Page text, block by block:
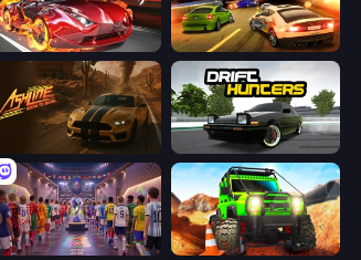
Street Race Fury Burnin' Rubber 5 XS
Drift Hunters
CG FC 26 Offroad Life 3D